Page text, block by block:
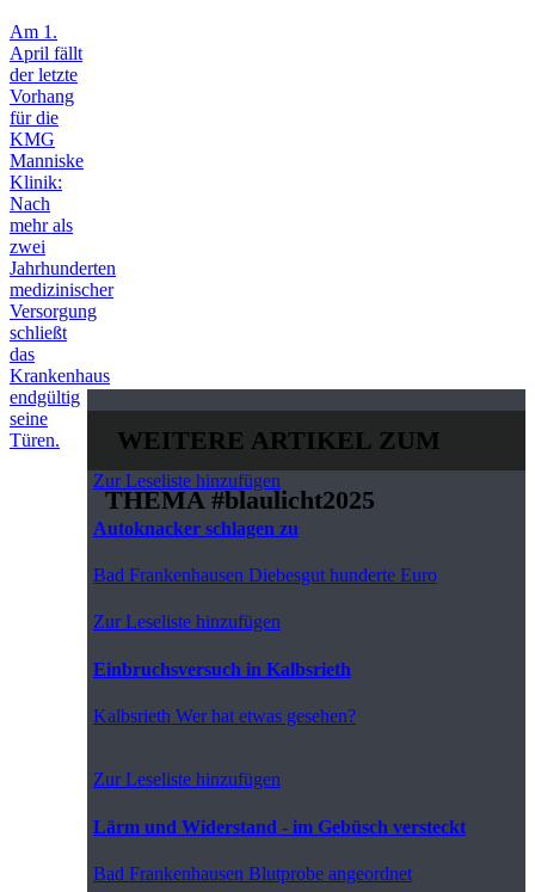
Am 1.
April fällt
der letzte
Vorhang
für die
KMG
Manniske
Klinik:
Nach
mehr als
zwei
Jahrhunderten
medizinischer
Versorgung
schließt
das
Krankenhaus
endgültig
seine
Türen.
WEITERE ARTIKEL ZUM
THEMA #blaulicht2025
Zur Leseliste hinzufügen
Autoknacker schlagen zu
Bad Frankenhausen Diebesgut hunderte Euro
Zur Leseliste hinzufügen
Einbruchsversuch in Kalbsrieth
Kalbsrieth Wer hat etwas gesehen?
Zur Leseliste hinzufügen
Lärm und Widerstand - im Gebüsch versteckt
Bad Frankenhausen Blutprobe angeordnet